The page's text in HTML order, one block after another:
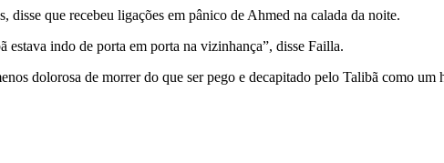
que recebeu ligações em pânico de Ahmed na calada da noite.
indo de porta em porta na vizinhança”, disse Failla.
dolorosa de morrer do que ser pego e decapitado pelo Talibã como um